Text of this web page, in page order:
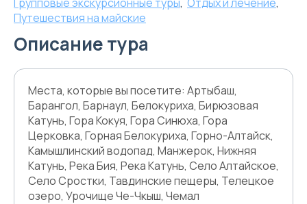
Путешествия на майские
Описание тура
Места, которые вы посетите: Артыбаш,
Барангол, Барнаул, Белокуриха, Бирюзовая
Катунь, Гора Кокуя, Гора Синюха, Гора
Церковка, Горная Белокуриха, Горно-Алтайск,
Камышлинский водопад, Манжерок, Нижняя
Катунь, Река Бия, Река Катунь, Село Алтайское,
Село Сростки, Тавдинские пещеры, Телецкое
озеро, Урочище Че-Чкыш, Чемал